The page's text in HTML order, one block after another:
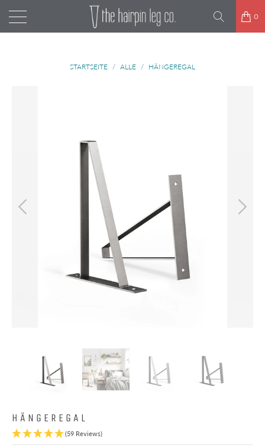
0
STARTSEITE / ALLE / HÄNGEREGAL
HÄNGEREGAL
(59 Reviews)